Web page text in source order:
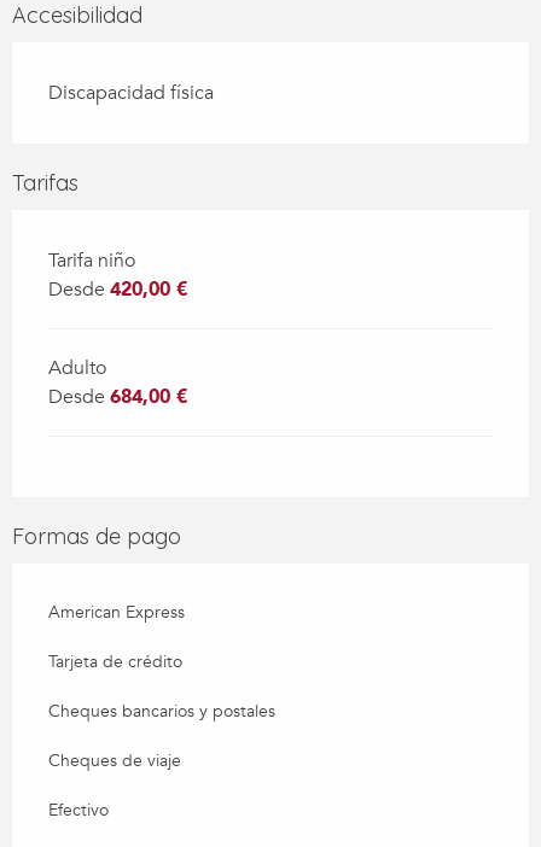
Accesibilidad
Discapacidad física
Tarifas
Tarifa niño
Desde 420,00 €
Adulto
Desde 684,00 €
Formas de pago
American Express
Tarjeta de crédito
Cheques bancarios y postales
Cheques de viaje
Efectivo